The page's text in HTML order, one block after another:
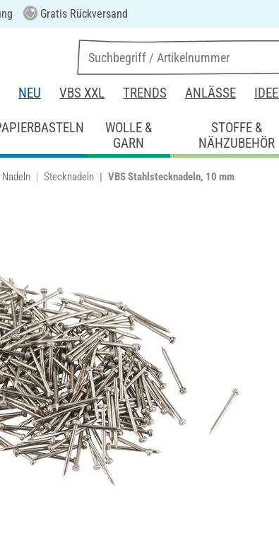
Gratis Rückversand
NEU VBS XXL TRENDS ANLÄSSE
WOLLE &
GARN
STOFFE &
NÄHZUBEHÖR
Nadeln Stecknadeln VBS Stahlstecknadeln, 10 mm